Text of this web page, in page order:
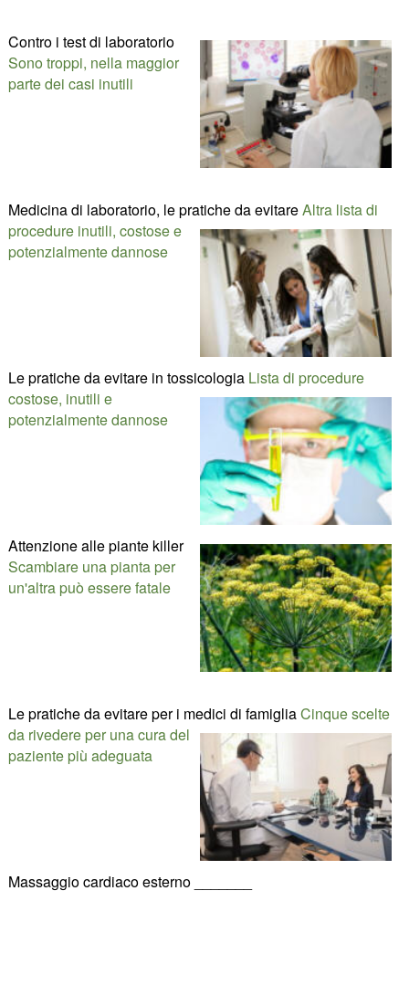
Contro i test di laboratorio
Sono troppi, nella maggior
parte dei casi inutili
Medicina di laboratorio, le pratiche da evitareAltra lista di
procedure inutili, costose e
potenzialmente dannose
Le pratiche da evitare in tossicologia Lista di procedure
costose, inutili e
potenzialmente dannose
Attenzione alle piante killer
Scambiare una pianta per
un'altra può essere fatale
Le pratiche da evitare per i medici di famigliaCinque scelte
da rivedere per una cura del
paziente più adeguata
Massaggio cardiaco esterno _______